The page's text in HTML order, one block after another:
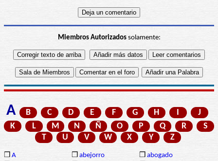
Miembros Autorizadossolamente:
A B C D E F G H I
J
K
L M N Ñ O P Q R
S
T
U V W X Y Z
❒ A ❒ abejorro ❒ abogado